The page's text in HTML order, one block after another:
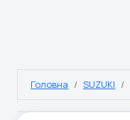
Головна SUZUKI